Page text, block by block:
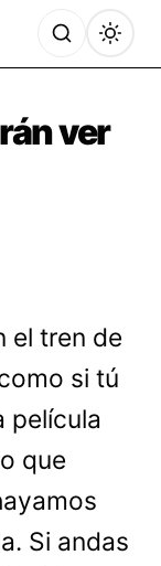
ver
el tren de
si tú
película
que
Si andas